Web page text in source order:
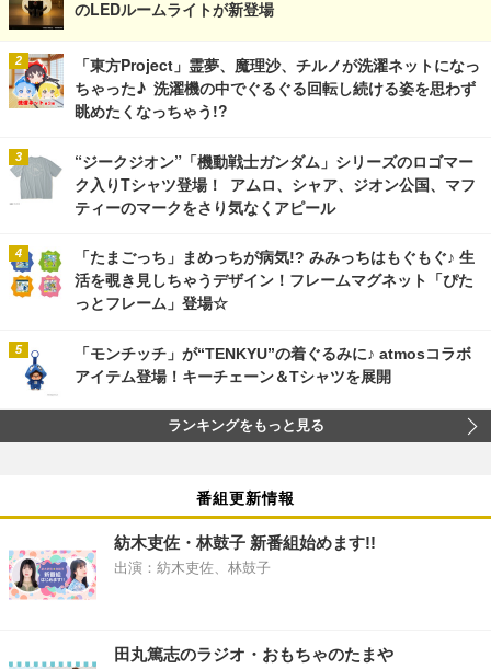
のLEDルームライトが新登場
「東方Project」霊夢、魔理沙、チルノが洗濯ネットになっ
ちゃった♪ 洗濯機の中でぐるぐる回転し続ける姿を思わず
眺めたくなっちゃう!?
“ジークジオン”「機動戦士ガンダム」シリーズのロゴマー
ク入りTシャツ登場！ アムロ、シャア、ジオン公国、マフ
ティーのマークをさり気なくアピール
「たまごっち」まめっちが病気!? みみっちはもぐもぐ♪ 生
活を覗き見しちゃうデザイン！フレームマグネット「ぴた
っとフレーム」登場☆
「モンチッチ」が“TENKYU”の着ぐるみに♪ atmosコラボ
アイテム登場！キーチェーン＆Tシャツを展開
ランキングをもっと見る
番組更新情報
紡木吏佐・林鼓子 新番組始めます!!
出演：紡木吏佐、林鼓子
田丸篤志のラジオ・おもちゃのたまや